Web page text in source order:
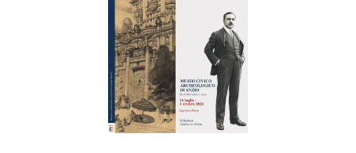
Inaugurazione
della
mostra
WARHOL
vs
BANSKY,
Catalogo
Gangemi
editore